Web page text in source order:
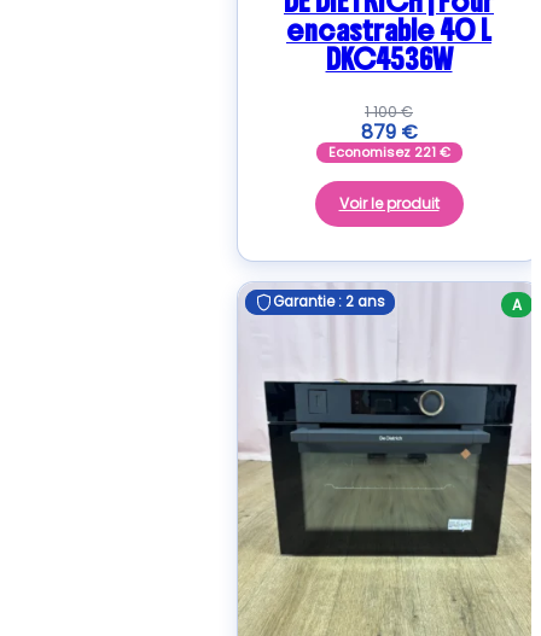
encastrable 40 L
DKC4536W
1 100€
879 €
Economisez 221€
Voir le produit
A
Garantie : 2 ans
Garantie : 2 ans